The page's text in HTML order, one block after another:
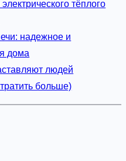
тёплого
надежное и
дома
людей
больше)